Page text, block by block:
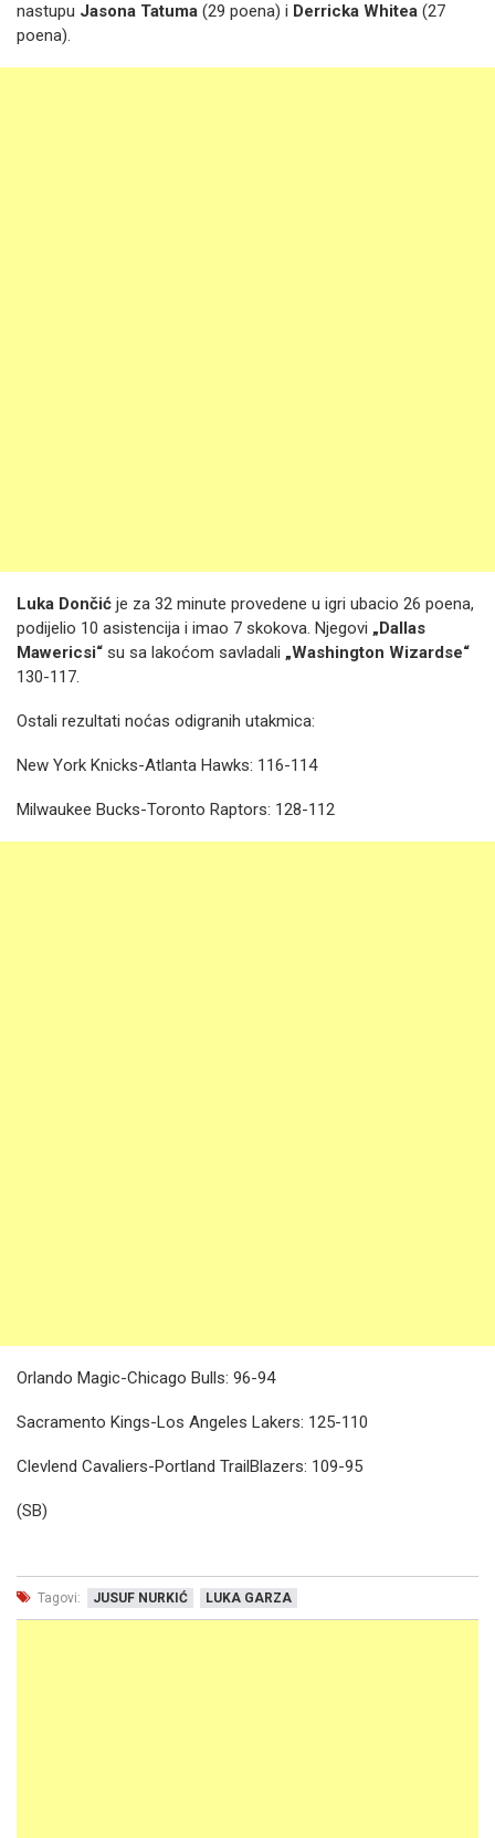
nastupu Jasona Tatuma (29 poena) i Derricka Whitea (27
poena).
Luka Dončić je za 32 minute provedene u igri ubacio 26 poena,
podijelio 10 asistencija i imao 7 skokova. Njegovi „Dallas
Mawericsi“ su sa lakoćom savladali „Washington Wizardse“
130-117.
Ostali rezultati noćas odigranih utakmica:
New York Knicks-Atlanta Hawks: 116-114
Milwaukee Bucks-Toronto Raptors: 128-112
Orlando Magic-Chicago Bulls: 96-94
Sacramento Kings-Los Angeles Lakers: 125-110
Clevlend Cavaliers-Portland TrailBlazers: 109-95
(SB)
Tagovi: JUSUF NURKIĆ LUKA GARZA